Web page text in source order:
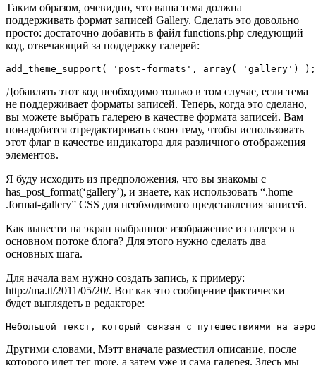
Таким образом, очевидно, что ваша тема должна
поддерживать формат записей Gallery. Сделать это довольно
просто: достаточно добавить в файл functions.php следующий
код, отвечающий за поддержку галерей:
add_theme_support( 'post-formats', array(
Добавлять этот код необходимо только в том случае, если тема
не поддерживает форматы записей. Теперь, когда это сделано,
вы можете выбрать галерею в качестве формата записей. Вам
понадобится отредактировать свою тему, чтобы использовать
этот флаг в качестве индикатора для различного отображения
элементов.
Я буду исходить из предположения, что вы знакомы с
has_post_format(‘gallery’), и знаете, как использовать “.home
.format-gallery” CSS для необходимого представления записей.
Как вывести на экран выбранное изображение из галереи в
основном потоке блога? Для этого нужно сделать два
основных шага.
Для начала вам нужно создать запись, к примеру:
http://ma.tt/2011/05/20/. Вот как это сообщение фактически
будет выглядеть в редакторе:
Небольшой текст, который связан с путешествиями
Другими словами, Мэтт вначале разместил описание, после
которого идет тег more, а затем уже и сама галерея. Здесь мы